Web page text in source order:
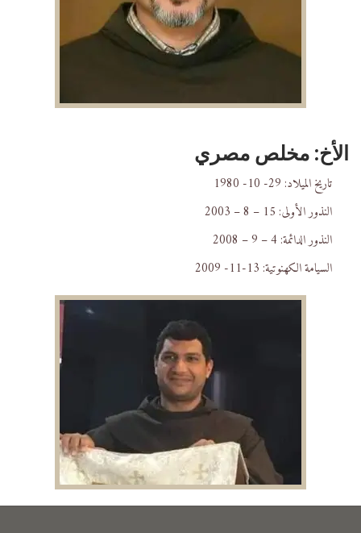
الأخ: مخلص مصري
تاريخ الميلاد: 29- 10- 1980
النذور الأولى: 15 – 8 – 2003
النذور الدائمة: 4 – 9 – 2008
السيامة الكهنوتية: 13-11- 2009